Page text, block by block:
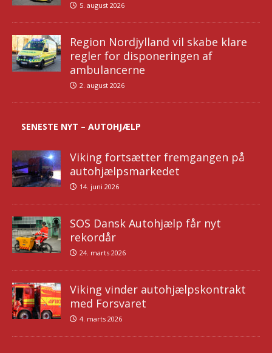
5. august 2026
Region Nordjylland vil skabe klare
regler for disponeringen af
ambulancerne
2. august 2026
SENESTE NYT – AUTOHJÆLP
Viking fortsætter fremgangen på
autohjælpsmarkedet
14. juni 2026
SOS Dansk Autohjælp får nyt
rekordår
24. marts 2026
Viking vinder autohjælpskontrakt
med Forsvaret
4. marts 2026